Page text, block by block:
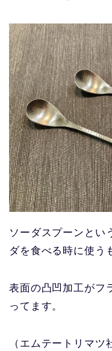
ソーダスプーンとい
ダを食べる時に使う
表面の凸凹加工がフ
ってます。
（エムテートリマ